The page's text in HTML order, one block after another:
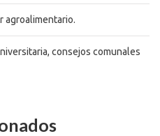
agroalimentario.
consejos comunales